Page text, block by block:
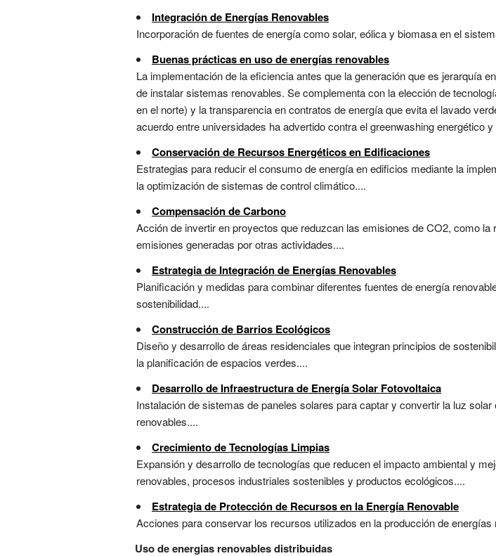
Integración de Energías Renovables
Incorporación de fuentes de energía como solar, eólica y biomasa en el
Buenas prácticas en uso de energías renovables
La implementación de la eficiencia antes que la generación que es jerarquía
de instalar sistemas renovables. Se complementa con la elección de
en el norte) y la transparencia en contratos de energía que evita el lavado
acuerdo entre universidades ha advertido contra el greenwashing energético
Conservación de Recursos Energéticos en Edificaciones
Estrategias para reducir el consumo de energía en edificios mediante la
la optimización de sistemas de control climático....
Compensación de Carbono
Acción de invertir en proyectos que reduzcan las emisiones de CO2, como
emisiones generadas por otras actividades....
Estrategia de Integración de Energías Renovables
Planificación y medidas para combinar diferentes fuentes de energía
sostenibilidad....
Construcción de Barrios Ecológicos
Diseño y desarrollo de áreas residenciales que integran principios de
la planificación de espacios verdes....
Desarrollo de Infraestructura de Energía Solar Fotovoltaica
Instalación de sistemas de paneles solares para captar y convertir la luz
renovables....
Crecimiento de Tecnologías Limpias
Expansión y desarrollo de tecnologías que reducen el impacto ambiental y
renovables, procesos industriales sostenibles y productos ecológicos....
Estrategia de Protección de Recursos en la Energía Renovable
Acciones para conservar los recursos utilizados en la producción de
Uso de energias renovables distribuidas